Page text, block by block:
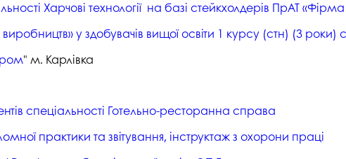
Харчові технології на базі стейкхолдерів ПрАТ
у здобувачів вищої освіти 1 курсу (стн) (3 роки)
" м. Карлівка
спеціальності Готельно-ресторанна справа
практики та звітування, інструктаж з охорони праці